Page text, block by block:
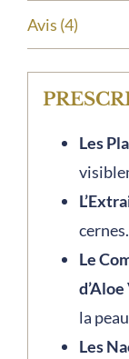
Avis (4)
Les
cernes.
Le
d’Aloe
la
Les